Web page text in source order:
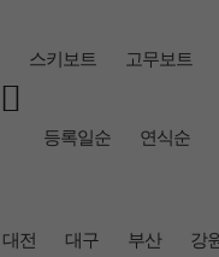
스키보트 고무보트
등록일순 연식순
대전 대구 부산 강